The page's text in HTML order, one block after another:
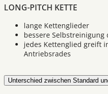
LONG-PITCH KETTE
lange Kettenglieder
bessere Selbstreinigung
jedes Kettenglied greift
Antriebsrades
Unterschied zwischen Standard